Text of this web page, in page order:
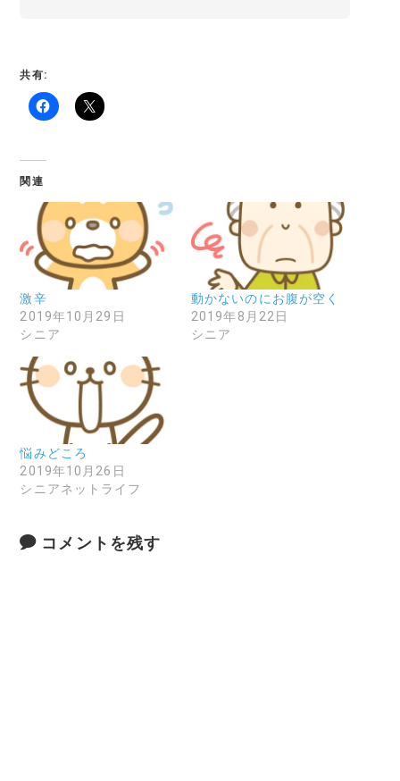
共有:
関連
激辛
2019年10月29日
シニア
動かないのにお腹が空く
2019年8月22日
シニア
悩みどころ
2019年10月26日
シニアネットライフ
コメントを残す